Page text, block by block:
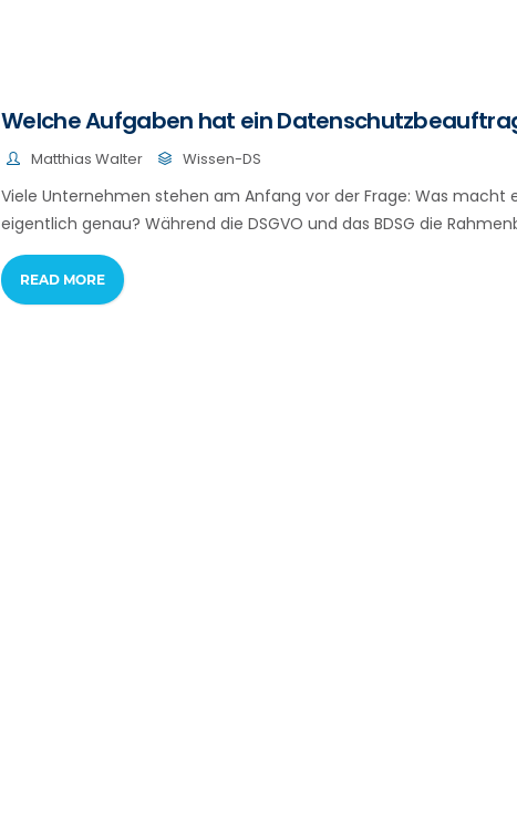
Welche Aufgaben hat ein
Matthias Walter Wissen-DS
Viele Unternehmen stehen am Anfang vor der Frage: Was macht
eigentlich genau? Während die DSGVO und das BDSG die
READ MORE